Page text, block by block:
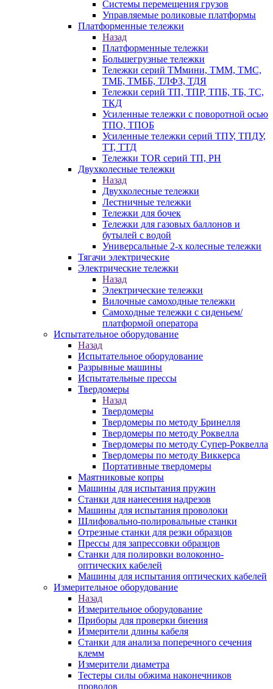
Системы перемещения грузов
Управляемые роликовые платформы
Платформенные тележки
Назад
Платформенные тележки
Большегрузные тележки
Тележки серий ТМмини, ТММ, ТМС,
ТМБ, ТМББ, ТЛФЗ, ТДЯ
Тележки серий ТП, ТПР, ТПБ, ТБ, ТС,
ТКД
Усиленные тележки с поворотной осью
ТПО, ТПОБ
Усиленные тележки серий ТПУ, ТПДУ,
ТТ, ТТД
Тележки TOR серий ТП, PH
Двухколесные тележки
Назад
Двухколесные тележки
Лестничные тележки
Тележки для бочек
Тележки для газовых баллонов и
бутылей с водой
Универсальные 2-х колесные тележки
Тягачи электрические
Электрические тележки
Назад
Электрические тележки
Вилочные самоходные тележки
Самоходные тележки с сиденьем/
платформой оператора
Испытательное оборудование
Назад
Испытательное оборудование
Разрывные машины
Испытательные прессы
Твердомеры
Назад
Твердомеры
Твердомеры по методу Бринелля
Твердомеры по методу Роквелла
Твердомеры по методу Супер-Роквелла
Твердомеры по методу Виккерса
Портативные твердомеры
Маятниковые копры
Машины для испытания пружин
Станки для нанесения надрезов
Машины для испытания проволоки
Шлифовально-полировальные станки
Отрезные станки для резки образцов
Прессы для запрессовки образцов
Станки для полировки волоконно-
оптических кабелей
Машины для испытания оптических кабелей
Измерительное оборудование
Назад
Измерительное оборудование
Приборы для проверки биения
Измерители длины кабеля
Станки для анализа поперечного сечения
клемм
Измерители диаметра
Тестеры силы обжима наконечников
проводов